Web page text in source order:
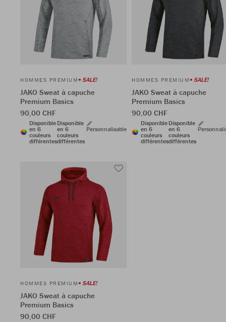
HOMMES PREMIUM SALE!
JAKO Sweat à capuche
Premium Basics
90,00 CHF
Disponible
en 6
couleurs
différentes
Disponible
en 6
couleurs
différentes
Personnalisable
HOMMES PREMIUM SALE!
JAKO Sweat à capuche
Premium Basics
90,00 CHF
Disponible
en 6
couleurs
différentes
Disponible
en 6
couleurs
différentes
HOMMES PREMIUM SALE!
JAKO Sweat à capuche
Premium Basics
90,00 CHF